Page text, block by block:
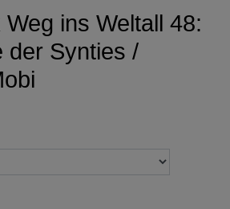
ins Weltall 48:
der Synties /